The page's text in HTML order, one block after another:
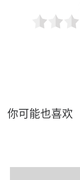
你可能也喜欢